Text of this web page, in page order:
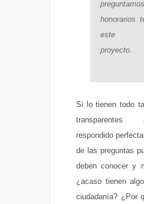
honorarios
este
proyecto.
Si lo tienen todo
transparentes
respondido
de las preguntas
deben conocer y
¿acaso tienen
ciudadanía? ¿Por